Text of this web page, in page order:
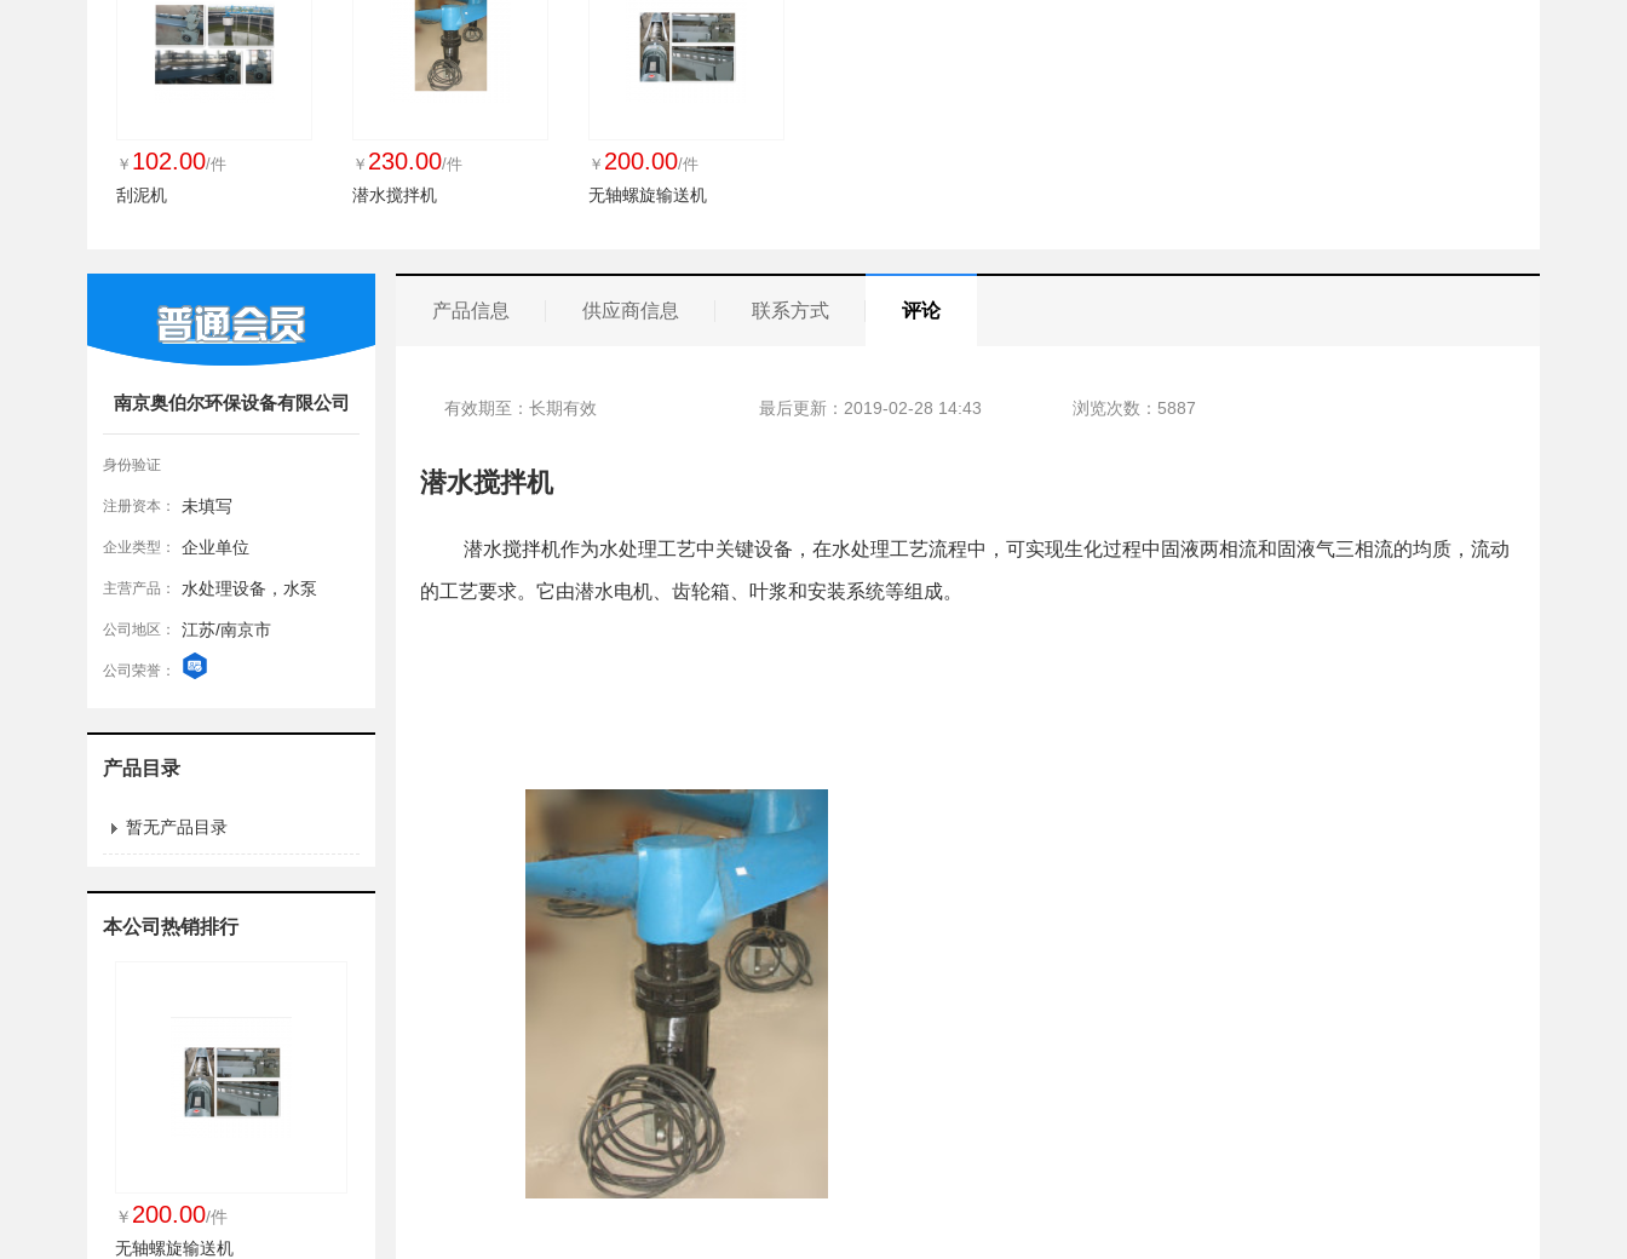
￥ 102.00/件
刮泥机
￥ 230.00/件
潜水搅拌机
￥ 200.00/件
无轴螺旋输送机
南京奥伯尔环保设备有限公司
身份验证
注册资本： 未填写
企业类型： 企业单位
主营产品： 水处理设备，水泵
公司地区： 江苏/南京市
公司荣誉：
产品目录
暂无产品目录
本公司热销排行
￥ 200.00/件
无轴螺旋输送机
产品信息 供应商信息 联系方式 评论
有效期至：长期有效 最后更新：2019-02-28 14:43 浏览次数： 5887
潜水搅拌机
潜水搅拌机作为水处理工艺中关键设备，在水处理工艺流程中，可实现生化过程中固液两相流和固液气三相流的均质，流动
的工艺要求。它由潜水电机、齿轮箱、叶浆和安装系统等组成。